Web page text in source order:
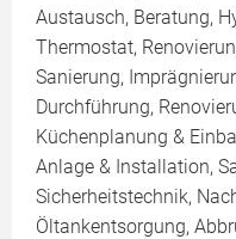
Austausch, Beratung,
Thermostat,
Sanierung,
Durchführung,
Küchenplanung &
Anlage & Installation,
Sicherheitstechnik,
Öltankentsorgung,